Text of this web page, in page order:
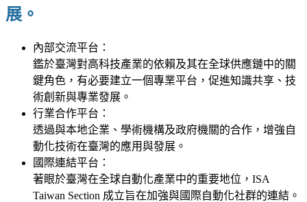
展。
內部交流平台：
鑑於臺灣對高科技產業的依賴及其在全球供應鏈中的關
鍵角色，有必要建立一個專業平台，促進知識共享、技
術創新與專業發展。
行業合作平台：
透過與本地企業、學術機構及政府機關的合作，增強自
動化技術在臺灣的應用與發展。
國際連結平台：
著眼於臺灣在全球自動化產業中的重要地位，ISA
Taiwan Section 成立旨在加強與國際自動化社群的連結。